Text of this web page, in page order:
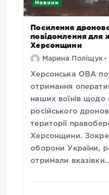
Новини
Посилення
повідомлення для
Херсонщини
Марина Поліщук
Херсонська ОВА
отримання
наших воїнів щодо
російського
території
Херсонщини.
оборони України,
отримали